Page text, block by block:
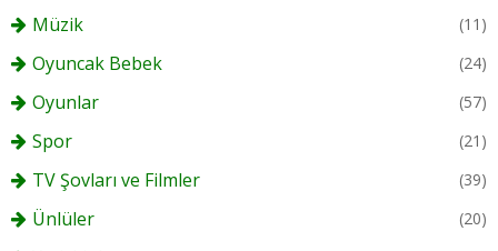
Müzik (11)
Oyuncak Bebek (24)
Oyunlar (57)
Spor (21)
TV Şovları ve Filmler (39)
Ünlüler (20)